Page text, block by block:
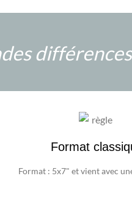
Format
Format : 5x7" et vient avec